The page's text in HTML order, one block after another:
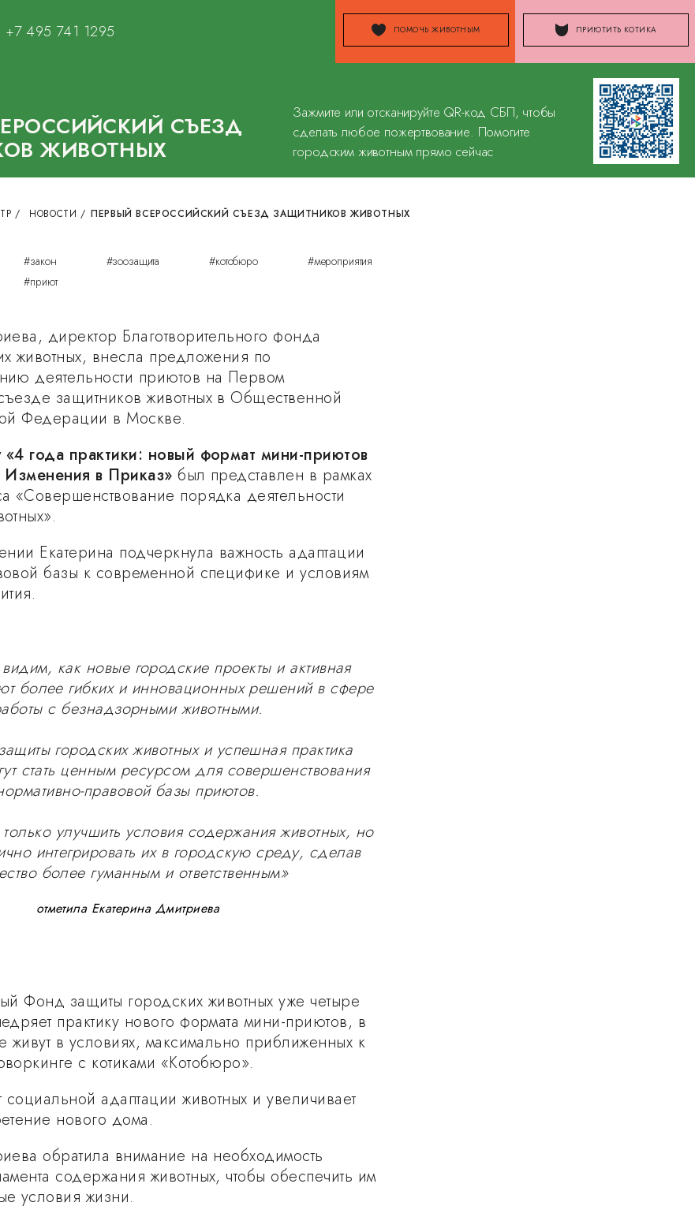
+7 495 741 1295 ПОМОЧЬ ЖИВОТНЫМ ПРИЮТИТЬ КОТИКА
СЪЕЗД
ЖИВОТНЫХ
Зажмите или отсканируйте QR-код СБП, чтобы
сделать любое пожертвование. Помогите
городским животным прямо сейчас
/ НОВОСТИ / ПЕРВЫЙ ВСЕРОССИЙСКИЙ СЪЕЗД ЗАЩИТНИКОВ ЖИВОТНЫХ
#закон #зоозащита #котобюро
#мероприятия
#приют
директор Благотворительного фонда
животных, внесла предложения по
деятельности приютов на Первом
защитников животных в Общественной
Федерации в Москве.
года практики: новый формат мини-приютов
Изменения в Приказ» был представлен в рамках
«Совершенствование порядка деятельности
Екатерина подчеркнула важность адаптации
базы к современной специфике и условиям
как новые городские проекты и активная
более гибких и инновационных решений в сфере
с безнадзорными животными.
городских животных и успешная практика
стать ценным ресурсом для совершенствования
правовой базы приютов.
улучшить условия содержания животных, но
интегрировать их в городскую среду, сделав
более гуманным и ответственным»
отметила Екатерина Дмитриева
Фонд защиты городских животных уже четыре
практику нового формата мини-приютов, в
живут в условиях, максимально приближенных к
с котиками «Котобюро».
социальной адаптации животных и увеличивает
нового дома.
обратила внимание на необходимость
содержания животных, чтобы обеспечить им
условия жизни.